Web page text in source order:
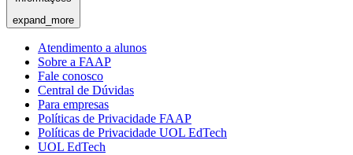
expand_more
Atendimento a alunos
Sobre a FAAP
Fale conosco
Central de Dúvidas
Para empresas
Políticas de Privacidade FAAP
Políticas de Privacidade UOL EdTech
UOL EdTech